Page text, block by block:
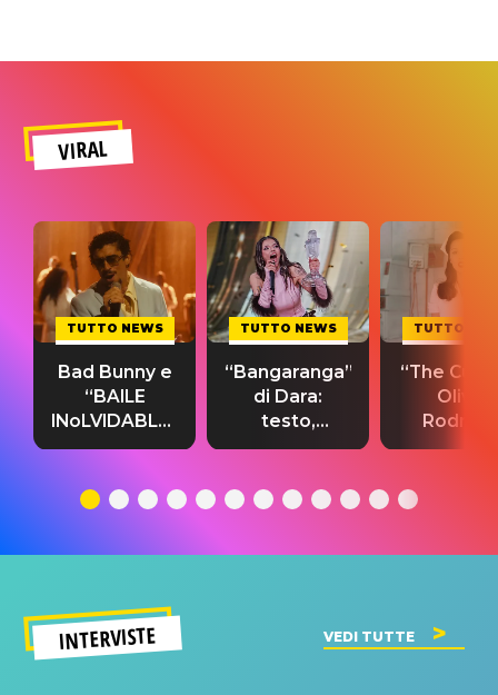
VIRAL
TUTTO NEWS
Bad Bunny e
“BAILE
INoLVIDABLE”:
testo,
significato
TUTTO NEWS
“Bangaranga”
di Dara:
testo,
traduzione e
del singolo
TUTTO
“The
Olivia
testo,
INTERVISTE VEDI TUTTE